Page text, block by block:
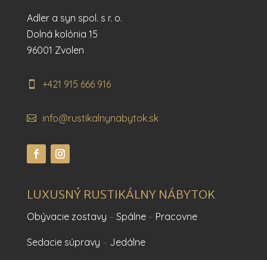
Adler a syn spol. s r. o.
Dolná kolónia 15
96001 Zvolen
+421 915 666 916
info@rustikalnynabytok.sk
LUXUSNÝ RUSTIKÁLNY NÁBYTOK
Obývacie zostavy – Spálne– Pracovne
Sedacie súpravy – Jedálne